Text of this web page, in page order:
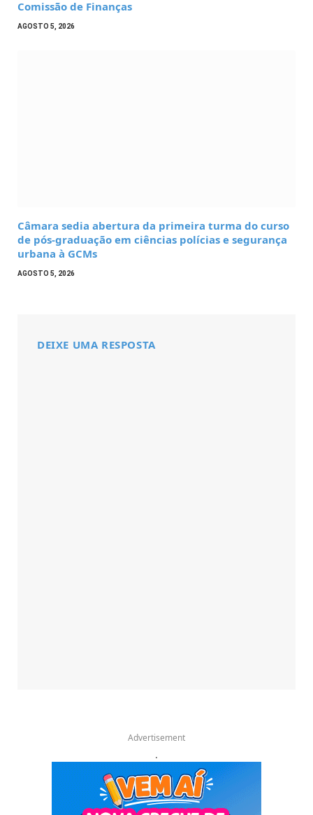
Comissão de Finanças
AGOSTO 5, 2026
Câmara sedia abertura da primeira turma do curso
de pós-graduação em ciências polícias e segurança
urbana à GCMs
AGOSTO 5, 2026
DEIXE UMA RESPOSTA
Advertisement
.